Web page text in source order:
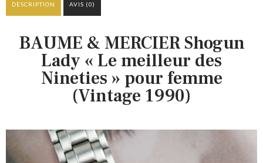
DESCRIPTION AVIS (0)
BAUME & MERCIER Shogun
Lady « Le meilleur des
Nineties » pour femme
(Vintage 1990)